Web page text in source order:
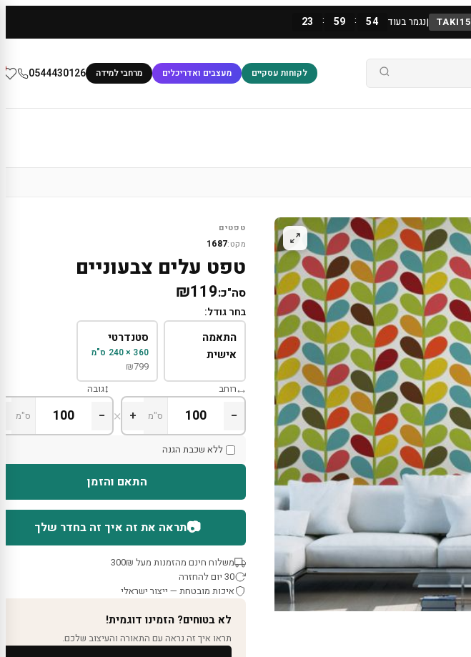
TAKI15
|נגמר בעוד 23 : 59 : 52
לקוחות עסקיים מעצבים ואדריכלים מרחבי למידה 0544430126
טפטים
מקט:1687
טפט עלים צבעוניים
סה"כ:₪119
בחר גודל:
התאמה
אישית
סטנדרטי
360 × 240 ס"מ
₪799
רוחב
− ס"מ +
×
גובה
− ס"מ
ללא שכבת הגנה
התאם והזמן
📷תראה את זה איך זה בחדר שלך
משלוח חינם מהזמנות מעל 300₪
30 יום להחזרה
איכות מובטחת — ייצור ישראלי
לא בטוחים? הזמינו דוגמית!
תראו איך זה נראה עם התאורה והעיצוב שלכם.